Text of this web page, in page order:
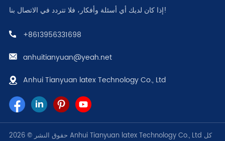
إذا كان لديك أي أسئلة وأفكار، فلا تتردد في الاتصال بنا!
+8613956331698
anhuitianyuan@yeah.net
Anhui Tianyuan latex Technology Co., Ltd
حقوق النشر © 2026 Anhui Tianyuan latex Technology Co., Ltd كل